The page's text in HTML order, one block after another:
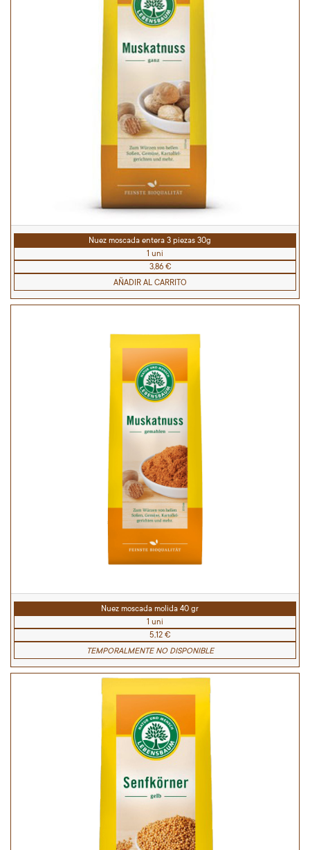
Nuez moscada entera 3 piezas 30g
1 uni
3,86 €
AÑADIR AL CARRITO
Nuez moscada molida 40 gr
1 uni
5,12 €
TEMPORALMENTE NO DISPONIBLE